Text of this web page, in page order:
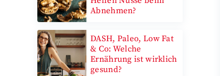
Abnehmen?
DASH, Paleo, Low Fat
& Co: Welche
Ernährung ist wirklich
gesund?